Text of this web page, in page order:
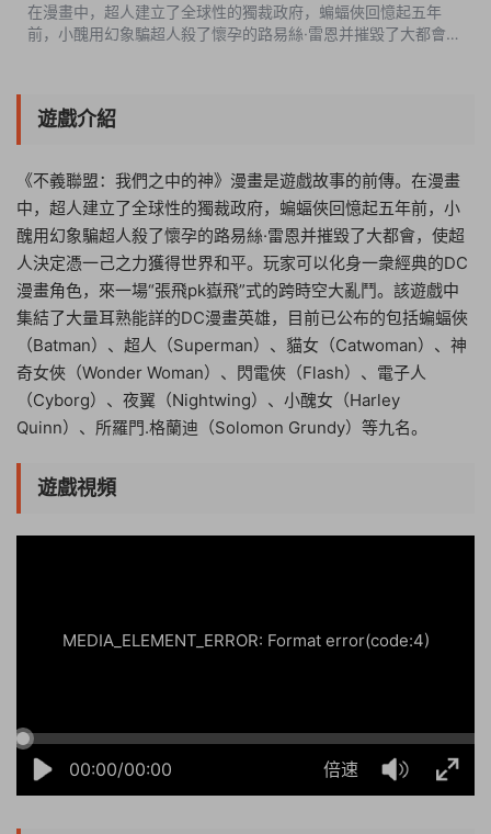
在漫畫中，超人建立了全球性的獨裁政府，蝙蝠俠回憶起五年
前，小醜用幻象騙超人殺了懷孕的路易絲·雷恩并摧毀了大都會，
遊戲介紹
《不義聯盟：我們之中的神》漫畫是遊戲故事的前傳。在漫畫
中，超人建立了全球性的獨裁政府，蝙蝠俠回憶起五年前，小
醜用幻象騙超人殺了懷孕的路易絲·雷恩并摧毀了大都會，使超
人決定憑一己之力獲得世界和平。玩家可以化身一衆經典的DC
漫畫角色，來一場“張飛pk嶽飛”式的跨時空大亂鬥。該遊戲中
集結了大量耳熟能詳的DC漫畫英雄，目前已公布的包括蝙蝠俠
（Batman）、超人（Superman）、貓女（Catwoman）、神
奇女俠（Wonder Woman）、閃電俠（Flash）、電子人
（Cyborg）、夜翼（Nightwing）、小醜女（Harley
Quinn）、所羅門.格蘭迪（Solomon Grundy）等九名。
遊戲視頻
00:00/00:00 倍速
MEDIA_ELEMENT_ERROR: Format error(code:4)